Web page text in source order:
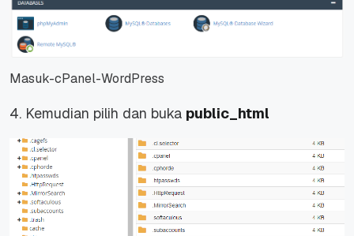
Masuk-cPanel-WordPress
4. Kemudian pilih dan buka public_html